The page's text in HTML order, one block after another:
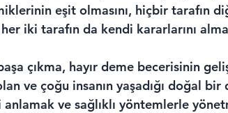
eşit olmasını, hiçbir tarafın
her iki tarafın da kendi kararlarını
çıkma, hayır deme becerisinin
ve çoğu insanın yaşadığı doğal
ve sağlıklı yöntemlerle